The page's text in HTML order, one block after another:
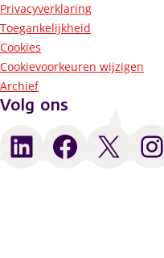
Privacyverklaring
Toegankelijkheid
Cookies
Cookievoorkeuren wijzigen
Archief
Volg ons
LinkedIn Facebook X Instagram